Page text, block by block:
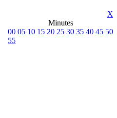
X
Minutes
00 05 10 15 20 25 30 35 40 45 50
55